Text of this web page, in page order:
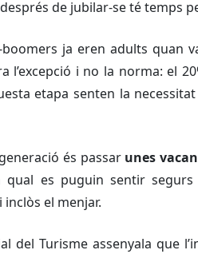
de jubilar-se té temps
boomers ja eren adults quan
l’excepció i no la norma: el
etapa senten la
és passar unes
qual es puguin sentir
el menjar.
del Turisme assenyala que